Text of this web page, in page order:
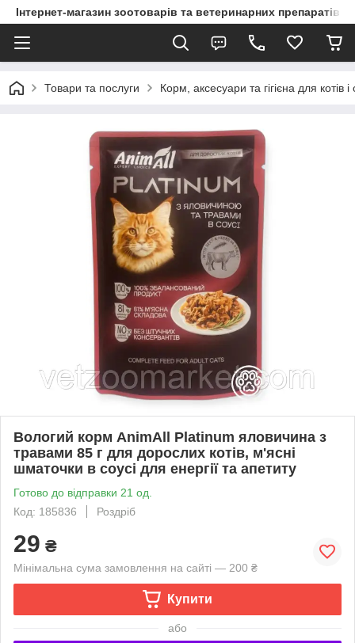
Інтернет-магазин зоотоварів та ветеринарних препаратів
Товари та послуги Корм, аксесуари та гігієна для котів і
Вологий корм AnimAll Platinum яловичина з
травами 85 г для дорослих котів, м'ясні
шматочки в соусі для енергії та апетиту
Готово до відправки 21 од.
Код: 185836
Роздріб
29 ₴
Мінімальна сума замовлення на сайті — 200 ₴
Купити
або